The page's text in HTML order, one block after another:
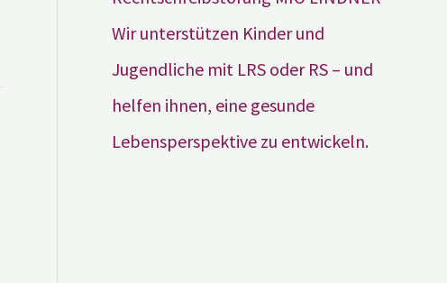
Wir unterstützen Kinder und
Jugendliche mit LRS oder RS – und
helfen ihnen, eine gesunde
Lebensperspektive zu entwickeln.